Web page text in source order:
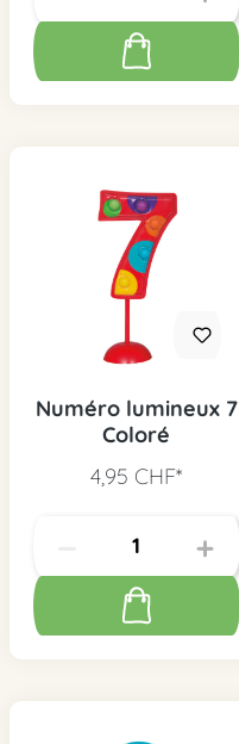
Numéro lumineux 7
Coloré
4,95 CHF*